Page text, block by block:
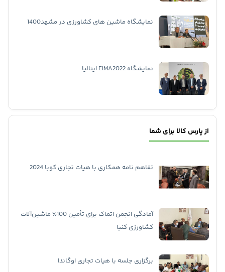
نمایشگاه ماشین های کشاورزی در مشهد1400
نمایشگاه EIMA2022 ایتالیا
از پارس کالا برای شما
تفاهم نامه همکاری با هیات تجاری کوبا 2024
آمادگی انجمن اتماک برای تأمین 100% ماشین‌آلات
کشاورزی کنیا
برگزاری جلسه با هیات تجاری اوگاندا